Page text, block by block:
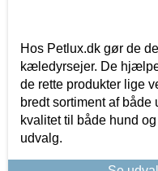
Hos Petlux.dk gør de
kæledyrsejer. De
de rette produkter lige
bredt sortiment af
kvalitet til både hund
udvalg.